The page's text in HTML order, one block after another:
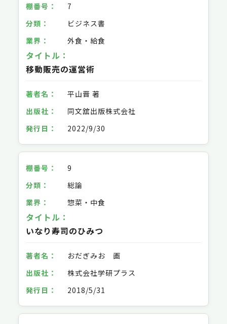
7
ビジネス書
外食・給食
移動販売の運営術
平山晋 著
同文舘出版株式会社
2022/9/30
9
総論
惣菜・中食
いなり寿司のひみつ
おだぎみお 画
株式会社学研プラス
2018/5/31